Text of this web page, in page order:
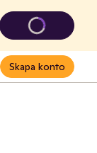
Skapa konto